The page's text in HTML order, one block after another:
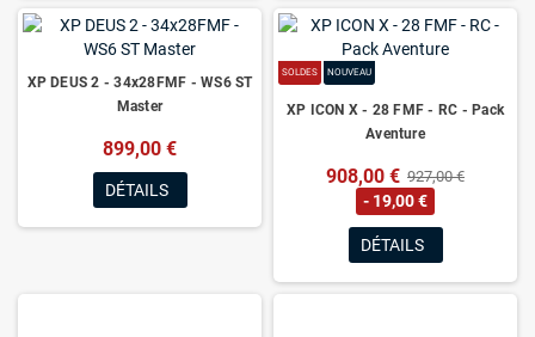
XP DEUS 2 - 34x28FMF - WS6 ST
Master
899,00 €
DÉTAILS
SOLDES NOUVEAU
XP ICON X - 28 FMF - RC - Pack
Aventure
908,00 € 927,00 €
- 19,00 €
DÉTAILS